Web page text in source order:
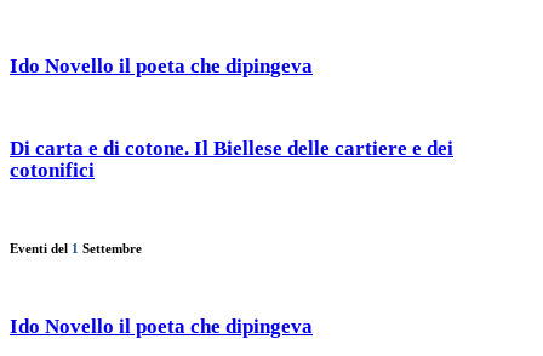
Ido Novello il poeta che dipingeva
Di carta e di cotone. Il Biellese delle cartiere e dei
cotonifici
Eventi del 1 Settembre
Ido Novello il poeta che dipingeva